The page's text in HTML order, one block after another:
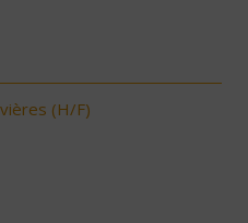
(H/F)